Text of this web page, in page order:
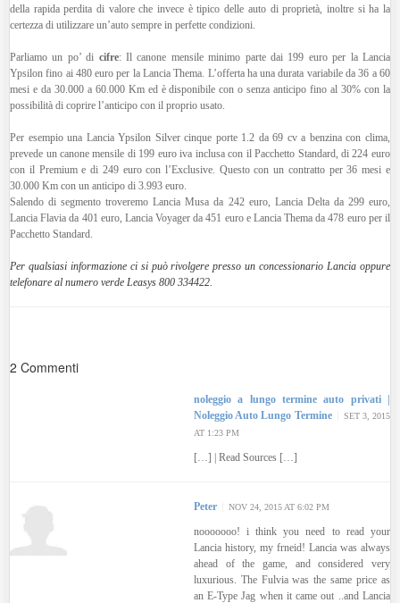
della rapida perdita di valore che invece è tipico delle auto di proprietà, inoltre si ha la
certezza di utilizzare un’auto sempre in perfette condizioni.
Parliamo un po’ di cifre: Il canone mensile minimo parte dai 199 euro per la Lancia
Ypsilon fino ai 480 euro per la Lancia Thema. L’offerta ha una durata variabile da 36 a 60
mesi e da 30.000 a 60.000 Km ed è disponibile con o senza anticipo fino al 30% con la
possibilità di coprire l’anticipo con il proprio usato.
Per esempio una Lancia Ypsilon Silver cinque porte 1.2 da 69 cv a benzina con clima,
prevede un canone mensile di 199 euro iva inclusa con il Pacchetto Standard, di 224 euro
con il Premium e di 249 euro con l’Exclusive. Questo con un contratto per 36 mesi e
30.000 Km con un anticipo di 3.993 euro.
Salendo di segmento troveremo Lancia Musa da 242 euro, Lancia Delta da 299 euro,
Lancia Flavia da 401 euro, Lancia Voyager da 451 euro e Lancia Thema da 478 euro per il
Pacchetto Standard.
Per qualsiasi informazione ci si può rivolgere presso un concessionario Lancia oppure
telefonare al numero verde Leasys 800 334422.
2 Commenti
noleggio a lungo termine auto privati |
Noleggio Auto Lungo Termine
SET 3, 2015
AT 1:23 PM
[…] | Read Sources […]
Peter NOV 24, 2015 AT 6:02 PM
nooooooo! i think you need to read your
Lancia history, my frneid! Lancia was always
ahead of the game, and considered very
luxurious. The Fulvia was the same price as
an E-Type Jag when it came out ..and Lancia